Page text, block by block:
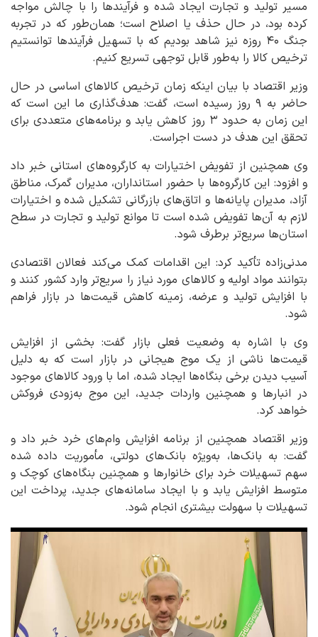
مسیر تولید و تجارت ایجاد شده و فرآیندها را با چالش مواجه
کرده بود، در حال حذف یا اصلاح است؛ همان‌طور که در تجربه
جنگ ۴۰ روزه نیز شاهد بودیم که با تسهیل فرآیندها توانستیم
ترخیص کالا را به‌طور قابل توجهی تسریع کنیم.
وزیر اقتصاد با بیان اینکه زمان ترخیص کالاهای اساسی در حال
حاضر به ۹ روز رسیده است، گفت: هدف‌گذاری ما این است که
این زمان به حدود ۳ روز کاهش یابد و برنامه‌های متعددی برای
تحقق این هدف در دست اجراست.
وی همچنین از تفویض اختیارات به کارگروه‌های استانی خبر داد
و افزود: این کارگروه‌ها با حضور استانداران، مدیران گمرک، مناطق
آزاد، مدیران پایانه‌ها و اتاق‌های بازرگانی تشکیل شده و اختیارات
لازم به آن‌ها تفویض شده است تا موانع تولید و تجارت در سطح
استان‌ها سریع‌تر برطرف شود.
مدنی‌زاده تأکید کرد: این اقدامات کمک می‌کند فعالان اقتصادی
بتوانند مواد اولیه و کالاهای مورد نیاز را سریع‌تر وارد کشور کنند و
با افزایش تولید و عرضه، زمینه کاهش قیمت‌ها در بازار فراهم
شود.
وی با اشاره به وضعیت فعلی بازار گفت: بخشی از افزایش
قیمت‌ها ناشی از یک موج هیجانی در بازار است که به دلیل
آسیب دیدن برخی بنگاه‌ها ایجاد شده، اما با ورود کالاهای موجود
در انبارها و همچنین واردات جدید، این موج به‌زودی فروکش
خواهد کرد.
وزیر اقتصاد همچنین از برنامه افزایش وام‌های خرد خبر داد و
گفت: به بانک‌ها، به‌ویژه بانک‌های دولتی، مأموریت داده شده
سهم تسهیلات خرد برای خانوارها و همچنین بنگاه‌های کوچک و
متوسط افزایش یابد و با ایجاد سامانه‌های جدید، پرداخت این
تسهیلات با سهولت بیشتری انجام شود.